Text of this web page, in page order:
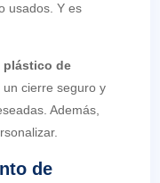
usados. Y es
plástico de
cierre seguro y
Además,
de